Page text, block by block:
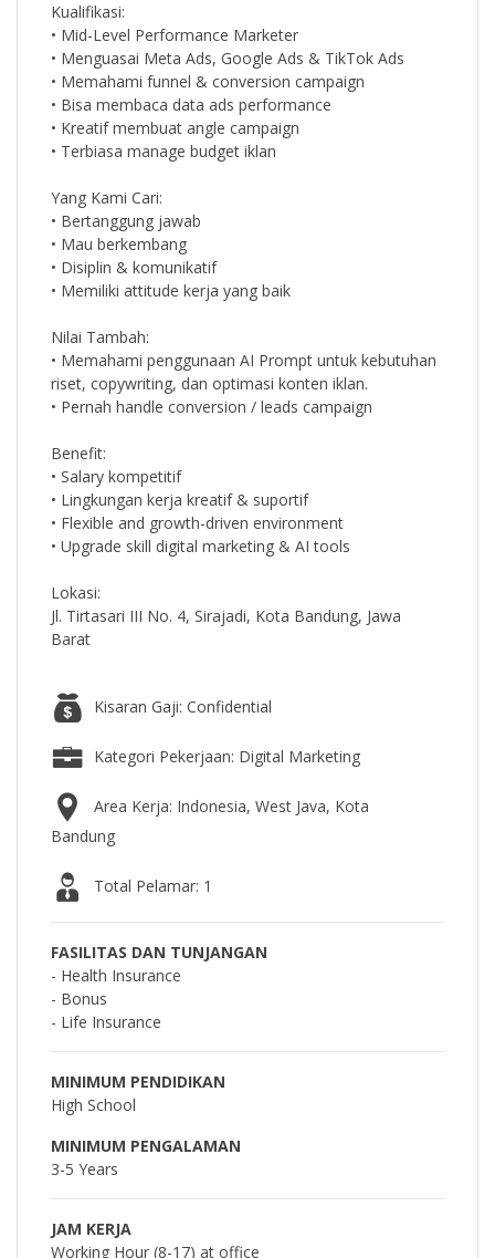
Kualifikasi:
• Mid-Level Performance Marketer
• Menguasai Meta Ads, Google Ads & TikTok Ads
• Memahami funnel & conversion campaign
• Bisa membaca data ads performance
• Kreatif membuat angle campaign
• Terbiasa manage budget iklan
Yang Kami Cari:
• Bertanggung jawab
• Mau berkembang
• Disiplin & komunikatif
• Memiliki attitude kerja yang baik
Nilai Tambah:
• Memahami penggunaan AI Prompt untuk kebutuhan
riset, copywriting, dan optimasi konten iklan.
• Pernah handle conversion / leads campaign
Benefit:
• Salary kompetitif
• Lingkungan kerja kreatif & suportif
• Flexible and growth-driven environment
• Upgrade skill digital marketing & AI tools
Lokasi:
Jl. Tirtasari III No. 4, Sirajadi, Kota Bandung, Jawa
Barat
Kisaran Gaji: Confidential
Kategori Pekerjaan: Digital Marketing
Area Kerja: Indonesia, West Java, Kota
Bandung
Total Pelamar: 1
FASILITAS DAN TUNJANGAN
- Health Insurance
- Bonus
- Life Insurance
MINIMUM PENDIDIKAN
High School
MINIMUM PENGALAMAN
3-5 Years
JAM KERJA
Working Hour (8-17) at office